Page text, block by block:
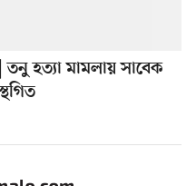
তনু হত্যা মামলায় সাবেক